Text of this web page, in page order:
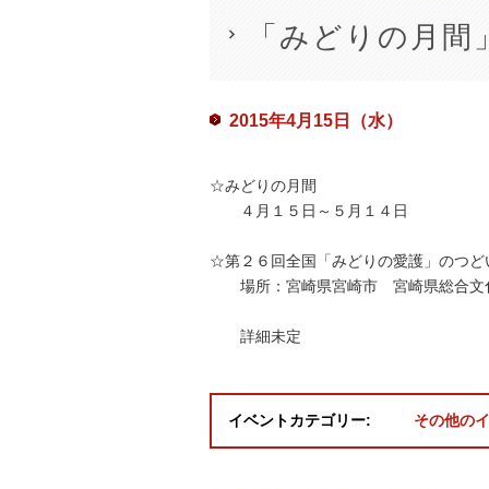
「みどりの月間」
2015年4月15日（水）
Event
Navigation
☆みどりの月間
４月１５日～５月１４日
☆第２６回全国「みどりの愛護」のつど
場所：宮崎県宮崎市 宮崎県総合文
詳細未定
イベントカテゴリー: その他の